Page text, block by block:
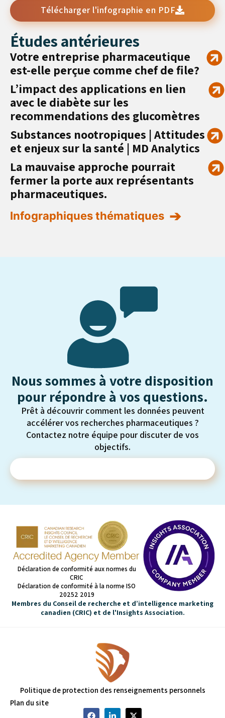
Télécharger l'infographie en PDF
Études antérieures
Votre entreprise pharmaceutique
est-elle perçue comme chef de file?
L’impact des applications en lien
avec le diabète sur les
recommendations des glucomètres
Substances nootropiques | Attitudes
et enjeux sur la santé | MD Analytics
La mauvaise approche pourrait
fermer la porte aux représentants
pharmaceutiques.
Infographiques thématiques
Nous sommes à votre disposition
pour répondre à vos questions.
Prêt à découvrir comment les données peuvent
accélérer vos recherches pharmaceutiques ?
Contactez notre équipe pour discuter de vos
objectifs.
Déclaration de conformité aux normes du
CRIC
Déclaration de conformité à la norme ISO
20252 2019
Membres du Conseil de recherche et d’intelligence marketing
canadien (CRIC) et de l'Insights Association.
Politique de protection des renseignements personnels
Plan du site